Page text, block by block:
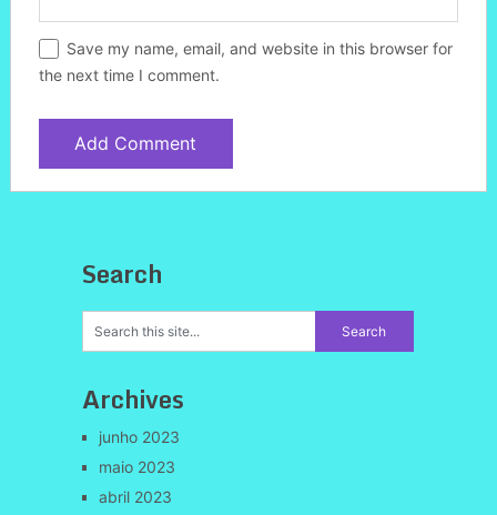
Save my name, email, and website in this browser for
the next time I comment.
Search
Archives
junho 2023
maio 2023
abril 2023